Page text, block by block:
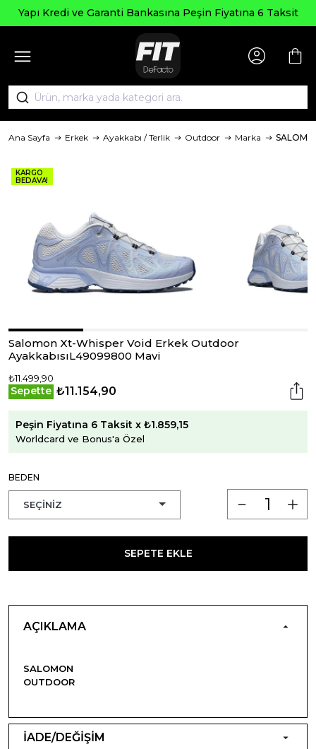
Yapı Kredi ve Garanti Bankasına Peşin Fiyatına 6 Taksit
Ana Sayfa Erkek Ayakkabı / Terlik Outdoor Marka
KARGO
BEDAVA!
Salomon Xt-Whisper Void Erkek Outdoor
AyakkabısıL49099800 Mavi
₺11.499,90
Sepette ₺11.154,90
Peşin Fiyatına 6 Taksit x ₺1.859,15
Worldcard ve Bonus'a Özel
BEDEN
SEPETE EKLE
AÇIKLAMA
SALOMON
OUTDOOR
İADE/DEĞİŞİM